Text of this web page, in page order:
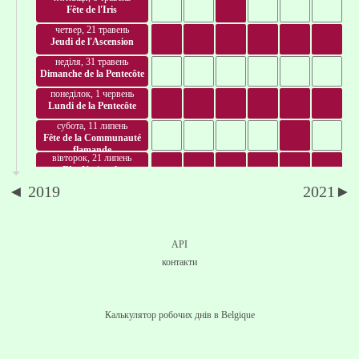
Fête de l'Iris
четвер, 21 травень
Jeudi de l'Ascension
неділя, 31 травень
Dimanche de la Pentecôte
понеділок, 1 червень
Lundi de la Pentecôte
субота, 11 липень
Fête de la Communauté
flamande
вівторок, 21 липень
Fête Nationale
субота, 15 серпень
неділя, 15 листопад
◄ 2019 2021►
API
контакти
Калькулятор робочих днів в Belgique